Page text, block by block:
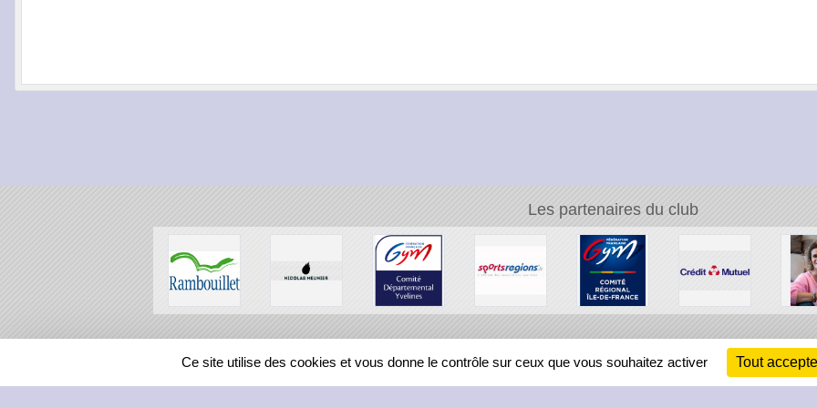
Les partenaires du club
REGIONS
Ce site utilise des cookies et vous donne le contrôle sur ceux que vous souhaitez activer Tout